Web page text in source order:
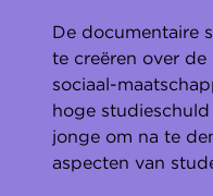
De documentaire
te creëren over
sociaal-
hoge
jonge om na te
aspecten van